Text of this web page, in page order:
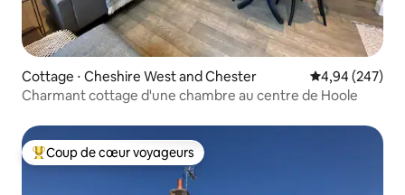
Cottage ⋅ Cheshire West and Chester Évaluation
4,94 (247)
Charmant cottage d'une chambre au centre de Hoole
Coups de cœur voyageurs les plus appréciés
Coup de cœur voyageurs